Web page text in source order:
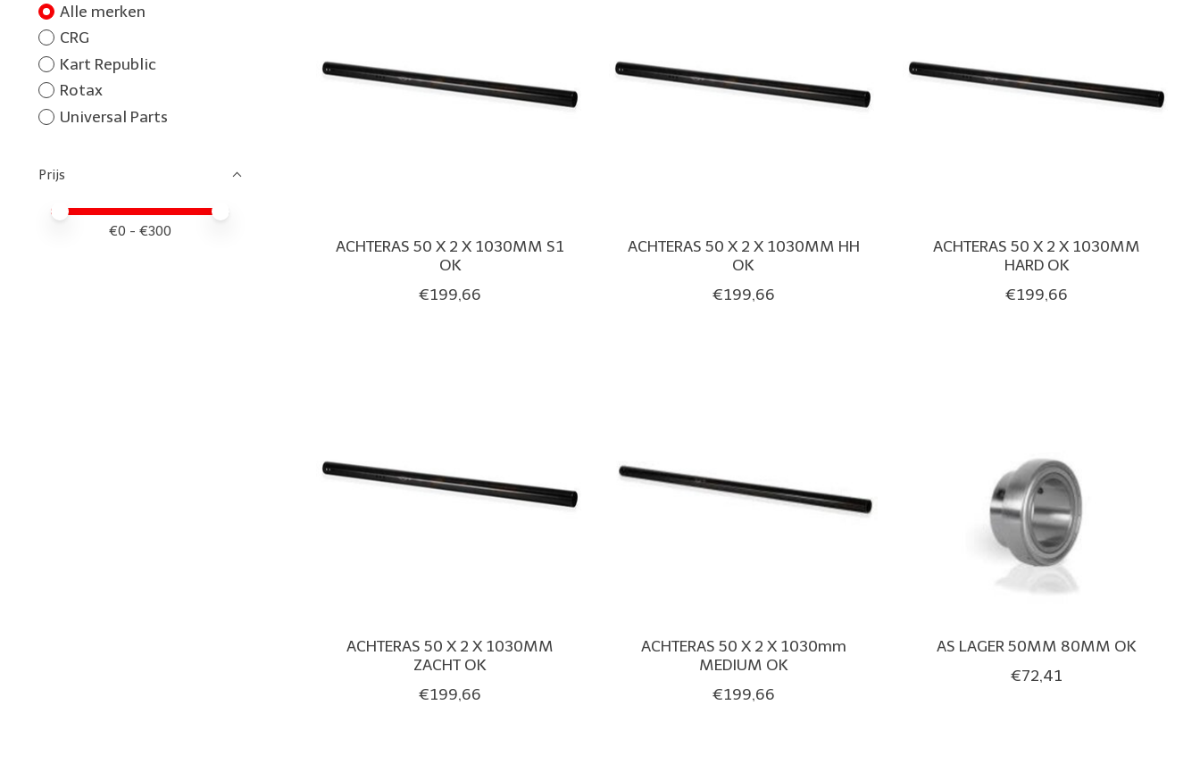
Alle merken
CRG
Kart Republic
Rotax
Universal Parts
Prijs
Minimale prijswaarde
Price maximum value
€0 - €300
ACHTERAS 50 X 2 X 1030MM S1
OK
€199,66
ACHTERAS 50 X 2 X 1030MM HH
OK
€199,66
ACHTERAS 50 X 2 X 1030MM
HARD OK
€199,66
ACHTERAS 50 X 2 X 1030MM
ZACHT OK
€199,66
ACHTERAS 50 X 2 X 1030mm
MEDIUM OK
€199,66
AS LAGER 50MM 80MM OK
€72,41